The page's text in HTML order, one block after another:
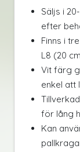
Säljs i
efter
Finns i
L8 (20
Vit färg
enkel att
för lång
Kan